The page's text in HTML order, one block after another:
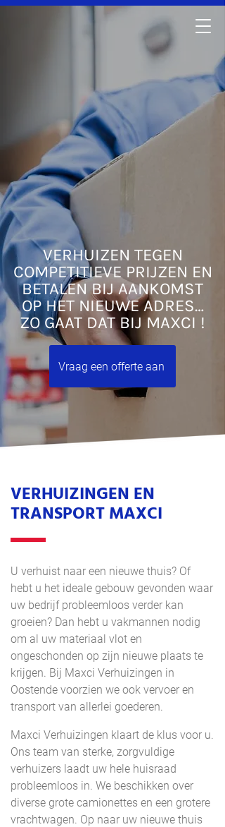
VERHUIZEN TEGEN
COMPETITIEVE PRIJZEN EN
BETALEN BIJ AANKOMST
OP HET NIEUWE ADRES…
ZO GAAT DAT BIJ MAXCI !
Vraag een offerte aan
VERHUIZINGEN EN
TRANSPORT MAXCI
U verhuist naar een nieuwe thuis? Of
hebt u het ideale gebouw gevonden waar
uw bedrijf probleemloos verder kan
groeien? Dan hebt u vakmannen nodig
om al uw materiaal vlot en
ongeschonden op zijn nieuwe plaats te
krijgen. Bij Maxci Verhuizingen in
Oostende voorzien we ook vervoer en
transport van allerlei goederen.
Maxci Verhuizingen klaart de klus voor u.
Ons team van sterke, zorgvuldige
verhuizers laadt uw hele huisraad
probleemloos in. We beschikken over
diverse grote camionettes en een grotere
vrachtwagen. Op naar uw nieuwe thuis